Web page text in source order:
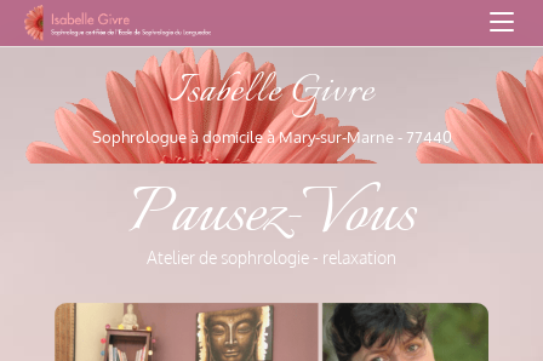
Isabelle Givre
Sophrologue à domicile à Mary-sur-Marne - 77440
Pausez-Vous
Atelier de sophrologie - relaxation